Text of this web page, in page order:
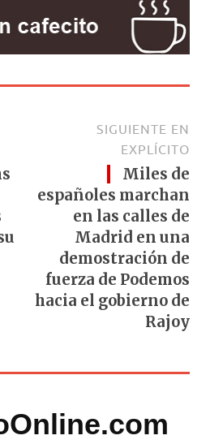
SIGUIENTE EN
EXPLÍCITO
Miles de
españoles marchan
en las calles de
Madrid en una
demostración de
fuerza de Podemos
hacia el gobierno de
Rajoy